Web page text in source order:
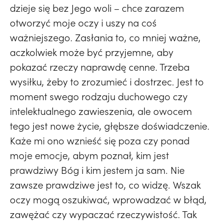
dzieje się bez Jego woli – chce zarazem
otworzyć moje oczy i uszy na coś
ważniejszego. Zasłania to, co mniej ważne,
aczkolwiek może być przyjemne, aby
pokazać rzeczy naprawdę cenne. Trzeba
wysiłku, żeby to zrozumieć i dostrzec. Jest to
moment swego rodzaju duchowego czy
intelektualnego zawieszenia, ale owocem
tego jest nowe życie, głębsze doświadczenie.
Każe mi ono wznieść się poza czy ponad
moje emocje, abym poznał, kim jest
prawdziwy Bóg i kim jestem ja sam. Nie
zawsze prawdziwe jest to, co widzę. Wszak
oczy mogą oszukiwać, wprowadzać w błąd,
zawężać czy wypaczać rzeczywistość. Tak